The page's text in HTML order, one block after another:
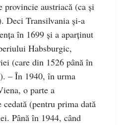
provincie austriacă (ca şi
Deci Transilvania şi-a
în 1699 şi a aparţinut
Habsburgic,
(care din 1526 până în
– În 1940, în urma
o parte a
cedată (pentru prima dată
Până în 1944, când